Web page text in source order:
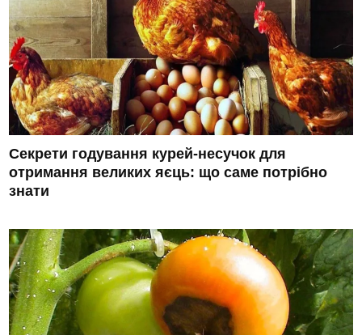
Секрети годування курей-несучок для
отримання великих яєць: що саме потрібно
знати